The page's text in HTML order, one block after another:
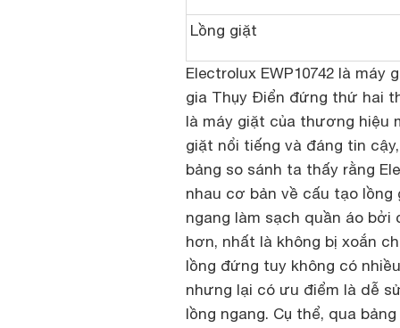
Lồng giặt
Electrolux EWP10742 là
gia Thụy Điển đứng thứ hai
là máy giặt của thương hiệu
giặt nổi tiếng và đáng tin
bảng so sánh ta thấy rằng
nhau cơ bản về cấu tạo lồng
ngang làm sạch quần áo
hơn, nhất là không bị xoắn
lồng đứng tuy không có
nhưng lại có ưu điểm là dễ
lồng ngang. Cụ thể, qua